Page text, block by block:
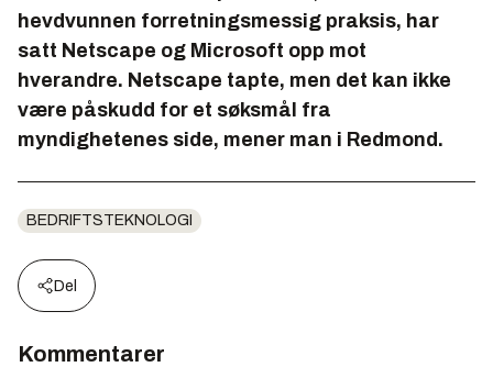
hevdvunnen forretningsmessig praksis, har
satt Netscape og Microsoft opp mot
hverandre. Netscape tapte, men det kan ikke
være påskudd for et søksmål fra
myndighetenes side, mener man i Redmond.
BEDRIFTSTEKNOLOGI
Del
Kommentarer